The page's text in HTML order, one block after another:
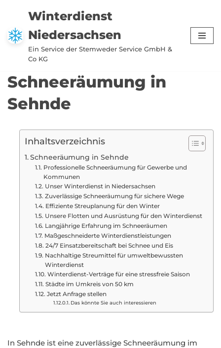
Zum
Inhalt
springen
Winterdienst
Niedersachsen
Ein Service der Stemweder Service GmbH &
Co KG
Schneeräumung in
Sehnde
Inhaltsverzeichnis
Schneeräumung in Sehnde
Professionelle Schneeräumung für Gewerbe und
Kommunen
Unser Winterdienst in Niedersachsen
Zuverlässige Schneeräumung für sichere Wege
Effiziente Streuplanung für den Winter
Unsere Flotten und Ausrüstung für den Winterdienst
Langjährige Erfahrung im Schneeräumen
Maßgeschneiderte Winterdienstleistungen
24/7 Einsatzbereitschaft bei Schnee und Eis
Nachhaltige Streumittel für umweltbewussten
Winterdienst
Winterdienst-Verträge für eine stressfreie Saison
Städte im Umkreis von 50 km
Jetzt Anfrage stellen
Das könnte Sie auch interessieren
In Sehnde ist eine zuverlässige Schneeräumung im